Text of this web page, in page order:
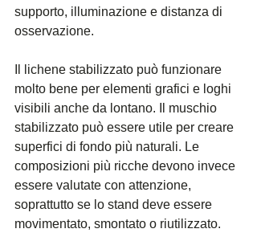
supporto, illuminazione e distanza di
osservazione.
Il lichene stabilizzato può funzionare
molto bene per elementi grafici e loghi
visibili anche da lontano. Il muschio
stabilizzato può essere utile per creare
superfici di fondo più naturali. Le
composizioni più ricche devono invece
essere valutate con attenzione,
soprattutto se lo stand deve essere
movimentato, smontato o riutilizzato.